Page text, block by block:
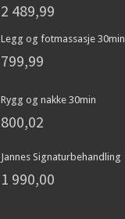
2 489,99
Legg og fotmassasje 30min
799,99
Rygg og nakke 30min
800,02
Jannes Signaturbehandling
1 990,00